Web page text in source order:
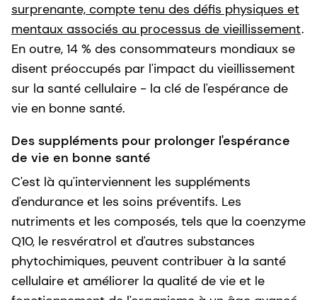
surprenante, compte tenu des défis physiques et
mentaux associés au processus de vieillissement.
En outre, 14 % des consommateurs mondiaux se
disent préoccupés par l'impact du vieillissement
sur la santé cellulaire - la clé de l'espérance de
vie en bonne santé.
Des suppléments pour prolonger l'espérance
de vie en bonne santé
C'est là qu'interviennent les suppléments
d'endurance et les soins préventifs. Les
nutriments et les composés, tels que la coenzyme
Q10, le resvératrol et d'autres substances
phytochimiques, peuvent contribuer à la santé
cellulaire et améliorer la qualité de vie et le